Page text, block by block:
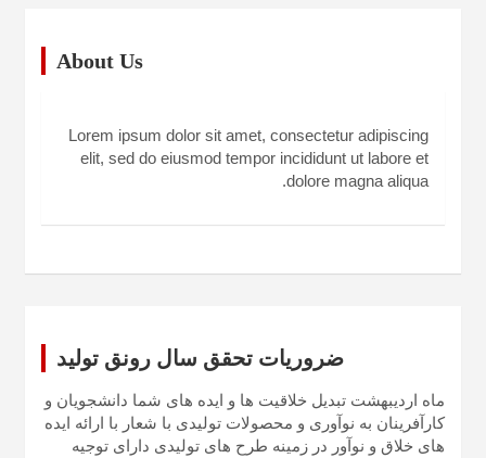
About Us
Lorem ipsum dolor sit amet, consectetur adipiscing
elit, sed do eiusmod tempor incididunt ut labore et
dolore magna aliqua.
ضروریات تحقق سال رونق تولید
ماه اردیبهشت تبدیل خلاقیت ها و ایده های شما دانشجویان و
کارآفرینان به نوآوری و محصولات تولیدی با شعار با ارائه ایده
های خلاق و نوآور در زمینه طرح های تولیدی دارای توجیه